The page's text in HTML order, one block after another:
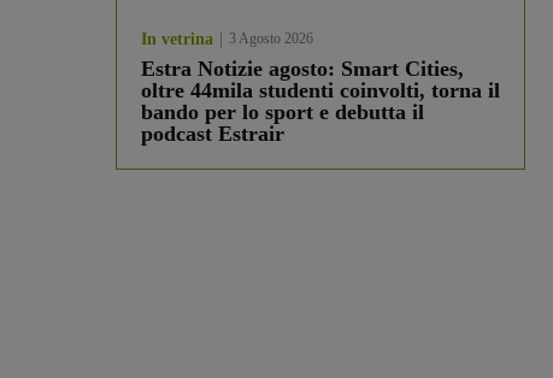
In vetrina 3 Agosto 2026
Estra Notizie agosto: Smart Cities,
oltre 44mila studenti coinvolti, torna il
bando per lo sport e debutta il
podcast Estrair